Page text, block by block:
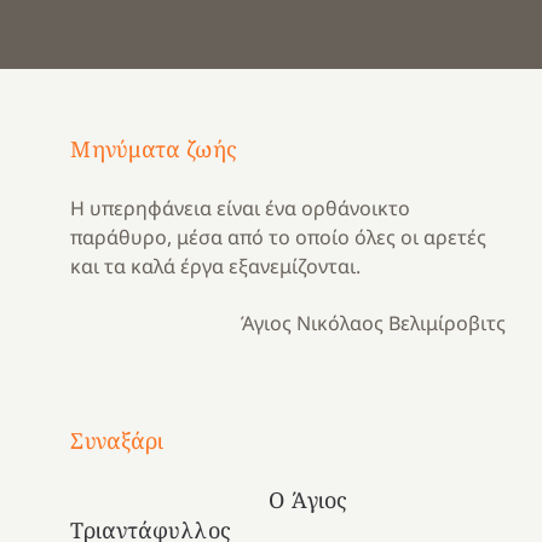
Μηνύματα ζωής
Η υπερηφάνεια είναι ένα ορθάνοικτο
παράθυρο, μέσα από το οποίο όλες οι αρετές
και τα καλά έργα εξανεμίζονται.
Άγιος Νικόλαος Βελιμίροβιτς
Συναξάρι
Ο Άγιος
Τριαντάφυλλος
Μια
και
Κατασκηνωτικές